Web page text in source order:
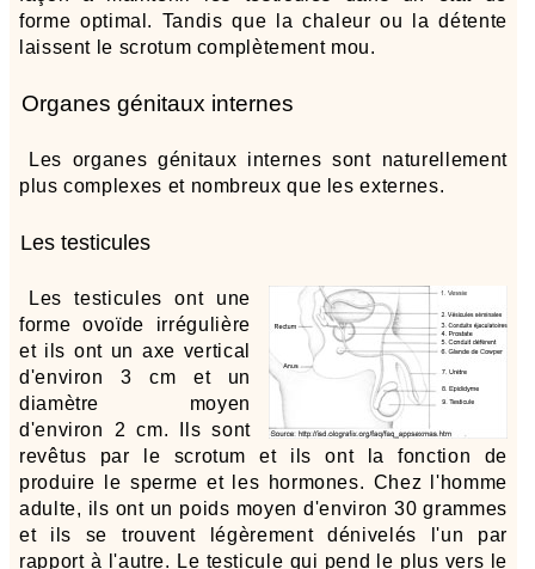
forme optimal. Tandis que la chaleur ou la détente
laissent le scrotum complètement mou.
Organes génitaux internes
Les organes génitaux internes sont naturellement
plus complexes et nombreux que les externes.
Les testicules
Les testicules ont une
forme ovoïde irrégulière
et ils ont un axe vertical
d'environ 3 cm et un
diamètre moyen
d'environ 2 cm. Ils sont
revêtus par le scrotum et ils ont la fonction de
produire le sperme et les hormones. Chez l'homme
adulte, ils ont un poids moyen d'environ 30 grammes
et ils se trouvent légèrement dénivelés l'un par
rapport à l'autre. Le testicule qui pend le plus vers le